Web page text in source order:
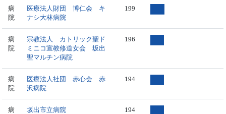
病
院
医療法人財団 博仁会 キ
ナシ大林病院
199
病
院
宗教法人 カトリック聖ド
ミニコ宣教修道女会 坂出
聖マルチン病院
196
病
院
医療法人社団 赤心会 赤
沢病院
194
病
坂出市立病院 194